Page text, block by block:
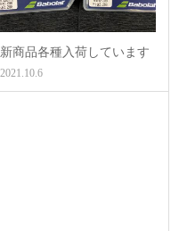
新商品各種入荷しています
2021.10.6